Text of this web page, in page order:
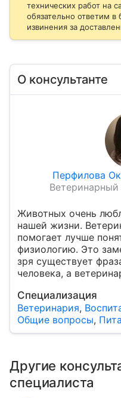
технических работ на
обязательно ответим
извинения за
О консультанте
Перфилова
Ветеринарный
Животных очень
нашей жизни.
помогает лучше
физиологию. Это
зря существует
человека, а
Специализация
Ветеринария,
Общие вопросы,
Другие
специалиста